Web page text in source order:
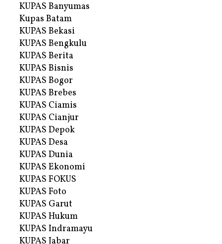
KUPAS Banyumas
Kupas Batam
KUPAS Bekasi
KUPAS Bengkulu
KUPAS Berita
KUPAS Bisnis
KUPAS Bogor
KUPAS Brebes
KUPAS Ciamis
KUPAS Cianjur
KUPAS Depok
KUPAS Desa
KUPAS Dunia
KUPAS Ekonomi
KUPAS FOKUS
KUPAS Foto
KUPAS Garut
KUPAS Hukum
KUPAS Indramayu
KUPAS Jabar